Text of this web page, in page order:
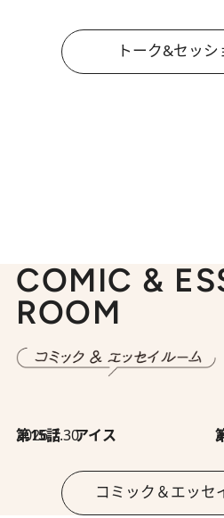
トーク&セッシ
COMIC &
ROOM
2026.7.30
第15話 アイス
コミック＆エッセ